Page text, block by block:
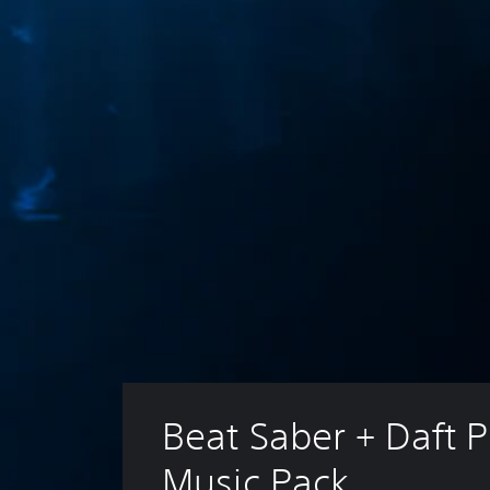
Beat Saber + Daft